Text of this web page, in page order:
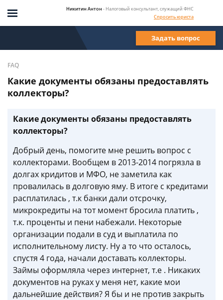
Никитин Антон - Налоговый консультант, служащий ФНС
Спросить юриста
Задать вопрос
FAQ
Какие документы обязаны предоставлять
коллекторы?
Какие документы обязаны предоставлять
коллекторы?
Добрый день, помогите мне решить вопрос с
коллекторами. Вообщем в 2013-2014 погрязла в
долгах кридитов и МФО, не заметила как
провалилась в долговую яму. В итоге с кредитами
расплатилась , т.к банки дали отсрочку,
микрокредиты на тот момент бросила платить ,
т.к. проценты и пени набежали. Некоторые
организации подали в суд и выплатила по
исполнительному листу. Ну а то что осталось,
спустя 4 года, начали доставать коллекторы.
Займы оформляла через интернет, т.е . Никаких
документов на руках у меня нет, какие мои
дальнейшие действия? Я бы и не против закрыть